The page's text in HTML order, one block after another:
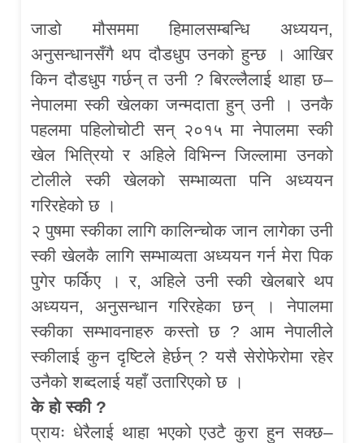
जाडो मौसममा हिमालसम्बन्धि अध्ययन,
अनुसन्धानसँगै थप दौडधुप उनको हुन्छ । आखिर
किन दौडधुप गर्छन् त उनी ? बिरल्लैलाई थाहा छ–
नेपालमा स्की खेलका जन्मदाता हुन् उनी । उनकै
पहलमा पहिलोचोटी सन् २०१५ मा नेपालमा स्की
खेल भित्रियो र अहिले विभिन्न जिल्लामा उनको
टोलीले स्की खेलको सम्भाव्यता पनि अध्ययन
गरिरहेको छ ।
२ पुषमा स्कीका लागि कालिन्चोक जान लागेका उनी
स्की खेलकै लागि सम्भाव्यता अध्ययन गर्न मेरा पिक
पुगेर फर्किए । र, अहिले उनी स्की खेलबारे थप
अध्ययन, अनुसन्धान गरिरहेका छन् । नेपालमा
स्कीका सम्भावनाहरु कस्तो छ ? आम नेपालीले
स्कीलाई कुन दृष्टिले हेर्छन् ? यसै सेरोफेरोमा रहेर
उनैको शब्दलाई यहाँ उतारिएको छ ।
के हो स्की ?
प्रायः धेरैलाई थाहा भएको एउटै कुरा हुन सक्छ–